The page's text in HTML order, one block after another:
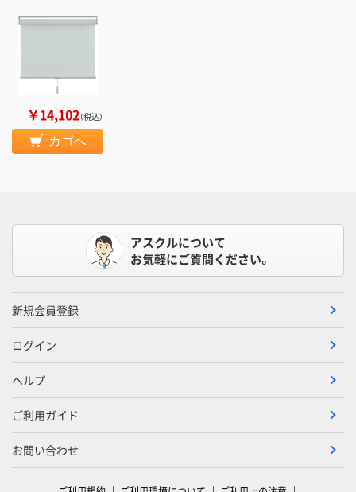
￥14,102（税込）
カゴへ
アスクルについて
お気軽にご質問ください。
新規会員登録
ログイン
ヘルプ
ご利用ガイド
お問い合わせ